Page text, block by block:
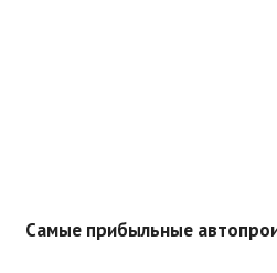
Самые прибыльные